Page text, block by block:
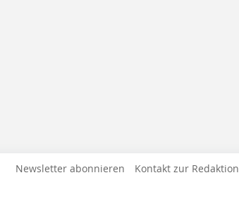
Newsletter abonnieren Kontakt zur Redaktion